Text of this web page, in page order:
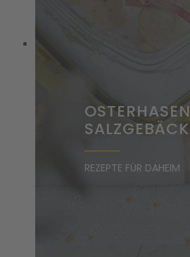
OSTERHASEN
SALZGEBÄCK
REZEPTE FÜR DAHEIM